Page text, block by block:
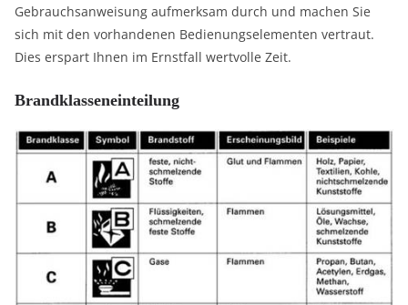
Gebrauchsanweisung aufmerksam durch und machen Sie
sich mit den vorhandenen Bedienungselementen vertraut.
Dies erspart Ihnen im Ernstfall wertvolle Zeit.
Brandklasseneinteilung